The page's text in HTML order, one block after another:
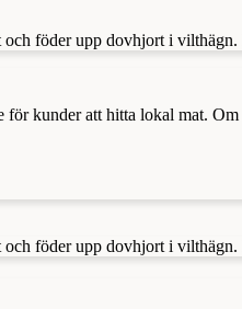
föder upp dovhjort i
kunder att hitta lokal mat.
föder upp dovhjort i